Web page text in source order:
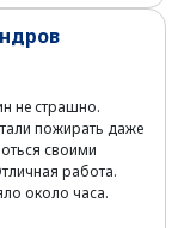
не страшно.
пожирать даже
своими
работа.
около часа.